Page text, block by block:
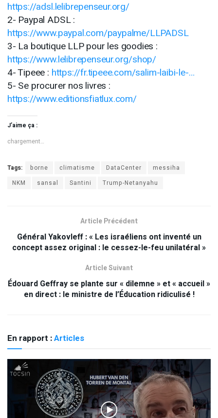
https://adsl.lelibrepenseur.org/
2- Paypal ADSL :
https://www.paypal.com/paypalme/LLPADSL
3- La boutique LLP pour les goodies :
https://www.lelibrepenseur.org/shop/
4- Tipeee : https://fr.tipeee.com/salim-laibi-le-…
5- Se procurer nos livres :
https://www.editionsfiatlux.com/
J’aime ça :
chargement…
Tags: borne climatisme DataCenter
messiha
NKM
sansal Santini Trump-Netanyahu
Article Précédent
Général Yakovleff : « Les israéliens ont inventé un
concept assez original : le cessez-le-feu unilatéral »
Article Suivant
Édouard Geffray se plante sur « dilemne » et « accueil »
en direct : le ministre de l’Éducation ridiculisé !
En rapport :Articles